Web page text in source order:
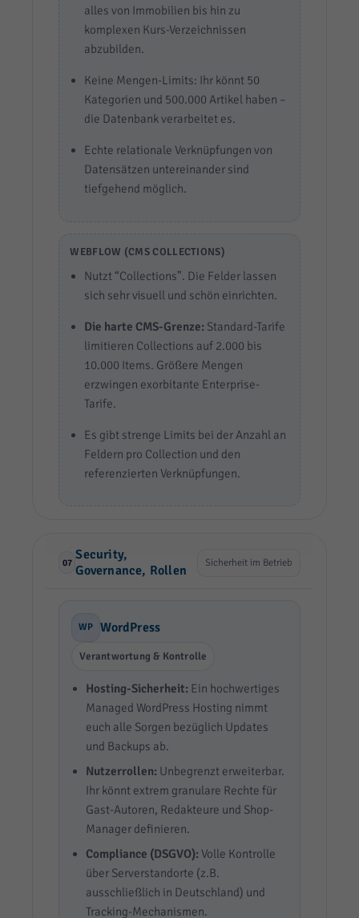
alles von Immobilien bis hin zu
komplexen Kurs-Verzeichnissen
abzubilden.
Keine Mengen-Limits: Ihr könnt 50
Kategorien und 500.000 Artikel haben –
die Datenbank verarbeitet es.
Echte relationale Verknüpfungen von
Datensätzen untereinander sind
tiefgehend möglich.
WEBFLOW (CMS COLLECTIONS)
Nutzt “Collections”. Die Felder lassen
sich sehr visuell und schön einrichten.
Die harte CMS-Grenze: Standard-Tarife
limitieren Collections auf 2.000 bis
10.000 Items. Größere Mengen
erzwingen exorbitante Enterprise-
Tarife.
Es gibt strenge Limits bei der Anzahl an
Feldern pro Collection und den
referenzierten Verknüpfungen.
07 Security,
Governance, Rollen
Sicherheit im Betrieb
WP WordPress
Verantwortung & Kontrolle
Hosting-Sicherheit: Ein hochwertiges
Managed WordPress Hosting nimmt
euch alle Sorgen bezüglich Updates
und Backups ab.
Nutzerrollen: Unbegrenzt erweiterbar.
Ihr könnt extrem granulare Rechte für
Gast-Autoren, Redakteure und Shop-
Manager definieren.
Compliance (DSGVO): Volle Kontrolle
über Serverstandorte (z.B.
ausschließlich in Deutschland) und
Tracking-Mechanismen.